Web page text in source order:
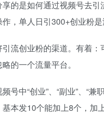
的是如何通过视频号去
，单人日引300+创业粉是
流创业粉的渠道。有着
的一个流量平台。
号中“创业”、“副业”、“
本发10个能加上8个，加上